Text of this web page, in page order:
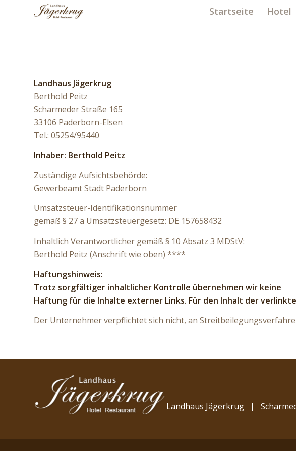
Startseite Hotel
Landhaus Jägerkrug
Berthold Peitz
Scharmeder Straße 165
33106 Paderborn-Elsen
Tel.: 05254/95440
Inhaber: Berthold Peitz
Zuständige Aufsichtsbehörde:
Gewerbeamt Stadt Paderborn
Umsatzsteuer-Identifikationsnummer
gemäß § 27 a Umsatzsteuergesetz: DE 157658432
Inhaltlich Verantwortlicher gemäß § 10 Absatz 3 MDStV:
Berthold Peitz (Anschrift wie oben) ****
Haftungshinweis:
Trotz sorgfältiger inhaltlicher Kontrolle übernehmen wir keine
Haftung für die Inhalte externer Links. Für den Inhalt der
Der Unternehmer verpflichtet sich nicht, an
Landhaus Jägerkrug |